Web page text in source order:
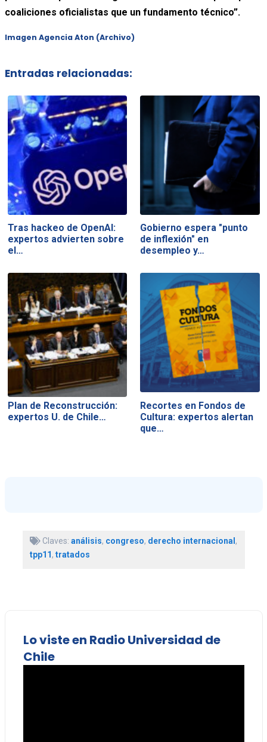
coaliciones oficialistas que un fundamento técnico”.
Imagen Agencia Aton (Archivo)
Entradas relacionadas:
Tras hackeo de OpenAI:
expertos advierten sobre
el…
Gobierno espera "punto
de inflexión" en
desempleo y…
Plan de Reconstrucción:
expertos U. de Chile…
Recortes en Fondos de
Cultura: expertos alertan
que…
Claves: análisis, congreso, derecho internacional ,
tpp11 , tratados
Lo viste en Radio Universidad de
Chile